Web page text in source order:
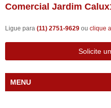
Comercial Jardim
Ligue para (11) 2751-9629 ou clique
Solicite
MENU